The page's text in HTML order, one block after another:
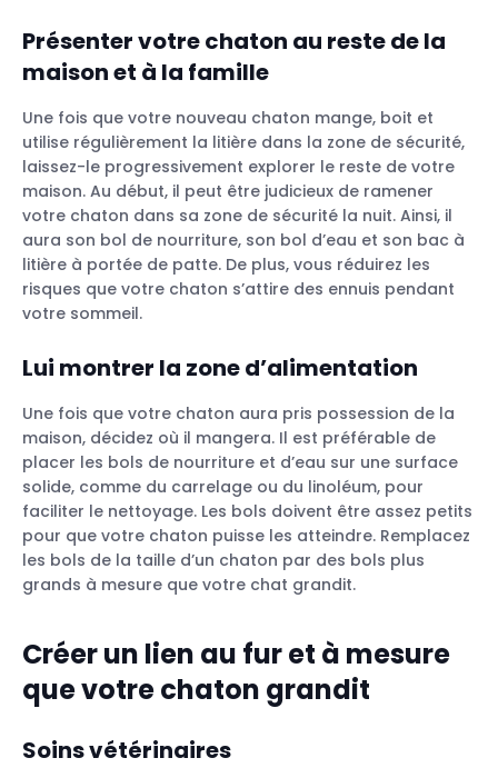
Présenter votre chaton au reste de la
maison et à la famille
Une fois que votre nouveau chaton mange, boit et
utilise régulièrement la litière dans la zone de sécurité,
laissez-le progressivement explorer le reste de votre
maison. Au début, il peut être judicieux de ramener
votre chaton dans sa zone de sécurité la nuit. Ainsi, il
aura son bol de nourriture, son bol d’eau et son bac à
litière à portée de patte. De plus, vous réduirez les
risques que votre chaton s’attire des ennuis pendant
votre sommeil.
Lui montrer la zone d’alimentation
Une fois que votre chaton aura pris possession de la
maison, décidez où il mangera. Il est préférable de
placer les bols de nourriture et d’eau sur une surface
solide, comme du carrelage ou du linoléum, pour
faciliter le nettoyage. Les bols doivent être assez petits
pour que votre chaton puisse les atteindre. Remplacez
les bols de la taille d’un chaton par des bols plus
grands à mesure que votre chat grandit.
Créer un lien au fur et à mesure
que votre chaton grandit
Soins vétérinaires